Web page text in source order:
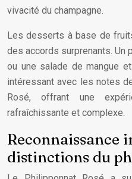
vivacité du champagne.
Les desserts à base de
des accords surprenants. Un
ou une salade de mangue
intéressant avec les notes
Rosé, offrant une
rafraîchissante et complexe.
Reconnaissance
distinctions du